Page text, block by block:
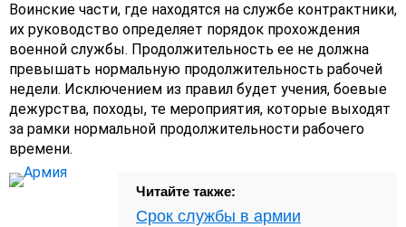
Воинские части, где находятся на службе контрактники,
их руководство определяет порядок прохождения
военной службы. Продолжительность ее не должна
превышать нормальную продолжительность рабочей
недели. Исключением из правил будет учения, боевые
дежурства, походы, те мероприятия, которые выходят
за рамки нормальной продолжительности рабочего
времени.
Читайте также:
Срок службы в армии